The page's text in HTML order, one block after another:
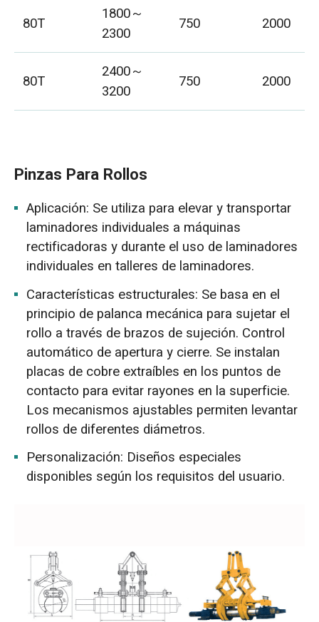
80T
1800～
2300
750 2000
80T
2400～
3200
750 2000
Pinzas Para Rollos
Aplicación: Se utiliza para elevar y transportar
laminadores individuales a máquinas
rectificadoras y durante el uso de laminadores
individuales en talleres de laminadores.
Características estructurales: Se basa en el
principio de palanca mecánica para sujetar el
rollo a través de brazos de sujeción. Control
automático de apertura y cierre. Se instalan
placas de cobre extraíbles en los puntos de
contacto para evitar rayones en la superficie.
Los mecanismos ajustables permiten levantar
rollos de diferentes diámetros.
Personalización: Diseños especiales
disponibles según los requisitos del usuario.